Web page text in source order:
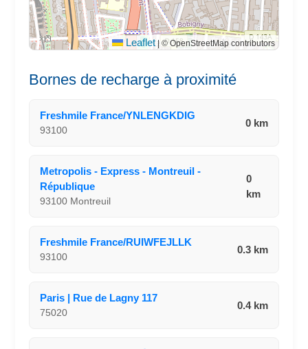
Leaflet |© OpenStreetMap contributors
Bornes de recharge à proximité
Freshmile France/YNLENGKDIG
93100
0 km
Metropolis - Express - Montreuil -
République
93100 Montreuil
0
km
Freshmile France/RUIWFEJLLK
93100
0.3 km
Paris | Rue de Lagny 117
75020
0.4 km